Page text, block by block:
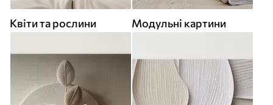
Квіти та рослини Модульні картини